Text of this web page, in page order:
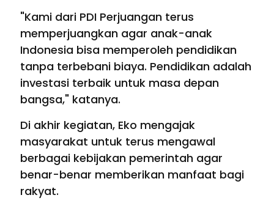
"Kami dari PDI Perjuangan terus
memperjuangkan agar anak-anak
Indonesia bisa memperoleh pendidikan
tanpa terbebani biaya. Pendidikan adalah
investasi terbaik untuk masa depan
bangsa," katanya.
Di akhir kegiatan, Eko mengajak
masyarakat untuk terus mengawal
berbagai kebijakan pemerintah agar
benar-benar memberikan manfaat bagi
rakyat.